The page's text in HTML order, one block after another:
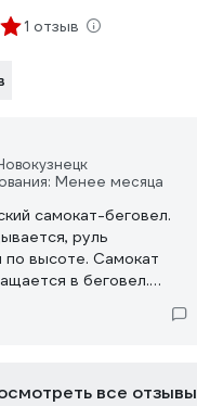
1 отзыв
Менее месяца
самокат-беговел.
руль
по высоте. Самокат
в беговел.
при быстром
все отзывы